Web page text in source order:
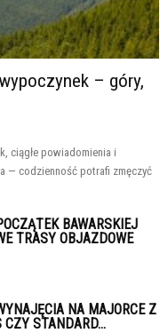
– góry,
ciągłe powiadomienia i
— codzienność potrafi zmęczyć
BAWARSKIEJ
TRASY OBJAZDOWE
NA MAJORCE Z
STANDARD...